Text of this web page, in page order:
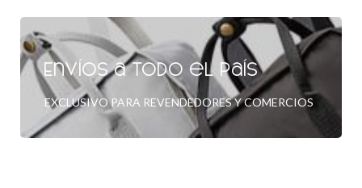
Envíos a todo el país
EXCLUSIVO PARA REVENDEDORES Y COMERCIOS